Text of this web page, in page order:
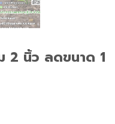
2 นิ้ว ลดขนาด 1